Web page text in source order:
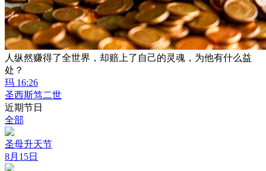
人纵然赚得了全世界，却赔上了自己的灵魂，为他有什么益
处？
玛 16:26
圣西斯笃二世
近期节日
全部
圣母升天节
8月15日